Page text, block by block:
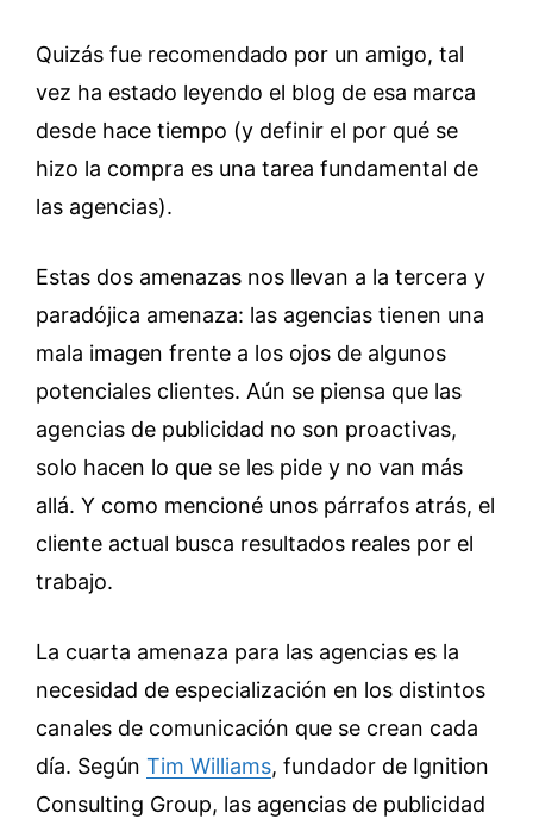
Quizás fue recomendado por un amigo, tal
vez ha estado leyendo el blog de esa marca
desde hace tiempo (y definir el por qué se
hizo la compra es una tarea fundamental de
las agencias).
Estas dos amenazas nos llevan a la tercera y
paradójica amenaza: las agencias tienen una
mala imagen frente a los ojos de algunos
potenciales clientes. Aún se piensa que las
agencias de publicidad no son proactivas,
solo hacen lo que se les pide y no van más
allá. Y como mencioné unos párrafos atrás, el
cliente actual busca resultados reales por el
trabajo.
La cuarta amenaza para las agencias es la
necesidad de especialización en los distintos
canales de comunicación que se crean cada
día. Según Tim Williams, fundador de Ignition
Consulting Group, las agencias de publicidad